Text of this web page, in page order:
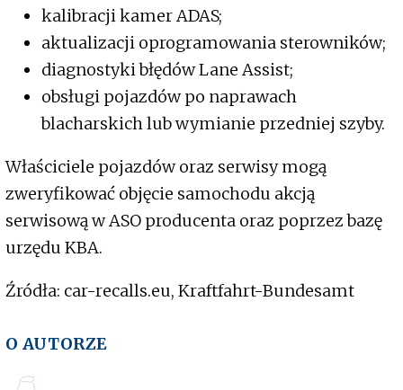
kalibracji kamer ADAS;
aktualizacji oprogramowania sterowników;
diagnostyki błędów Lane Assist;
obsługi pojazdów po naprawach
blacharskich lub wymianie przedniej szyby.
Właściciele pojazdów oraz serwisy mogą
zweryfikować objęcie samochodu akcją
serwisową w ASO producenta oraz poprzez bazę
urzędu KBA.
Źródła: car-recalls.eu, Kraftfahrt-Bundesamt
O AUTORZE